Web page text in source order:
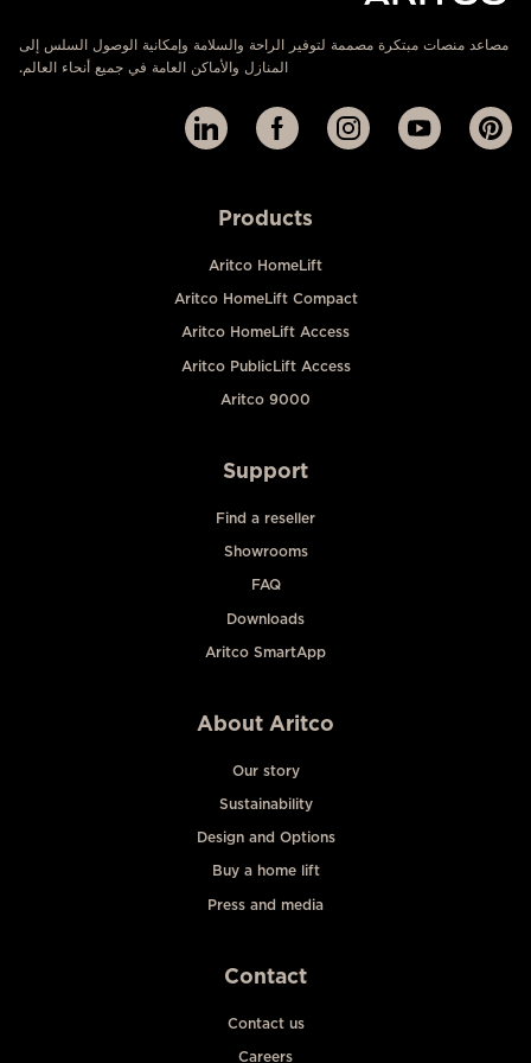
مصاعد منصات مبتكرة مصممة لتوفير الراحة والسلامة وإمكانية الوصول السلس إلى
المنازل والأماكن العامة في جميع أنحاء العالم.
Products
Aritco HomeLift
Aritco HomeLift Compact
Aritco HomeLift Access
Aritco PublicLift Access
Aritco 9000
Support
Find a reseller
Showrooms
FAQ
Downloads
Aritco SmartApp
About Aritco
Our story
Sustainability
Design and Options
Buy a home lift
Press and media
Contact
Contact us
Careers